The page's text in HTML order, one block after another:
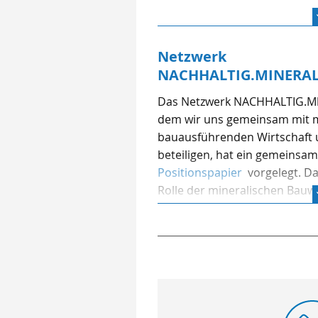
Netzwerk
Das Netzwerk
dem wir uns gemeinsam mit
bauausführenden
beteiligen, hat ein
Positionspapier vorgelegt.
Rolle der mineralischen
gesellschaftlichen
notwendig ist. Weitere
Schaffung verlässlicher